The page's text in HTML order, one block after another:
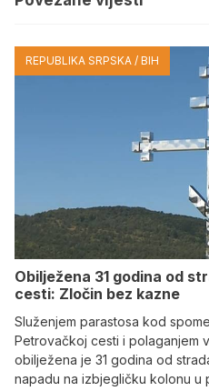
REPUBLIKA SRPSKA / BIH
Obilježena 31 godina od
cesti: Zločin bez kazne
Služenjem parastosa kod
Petrovačkoj cesti i polaganjem
obilježena je 31 godina od
napadu na izbjegličku kolonu u